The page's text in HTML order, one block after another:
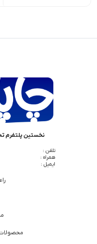
نخستین پلتفرم
تلفن :
همراه :
ایمیل :